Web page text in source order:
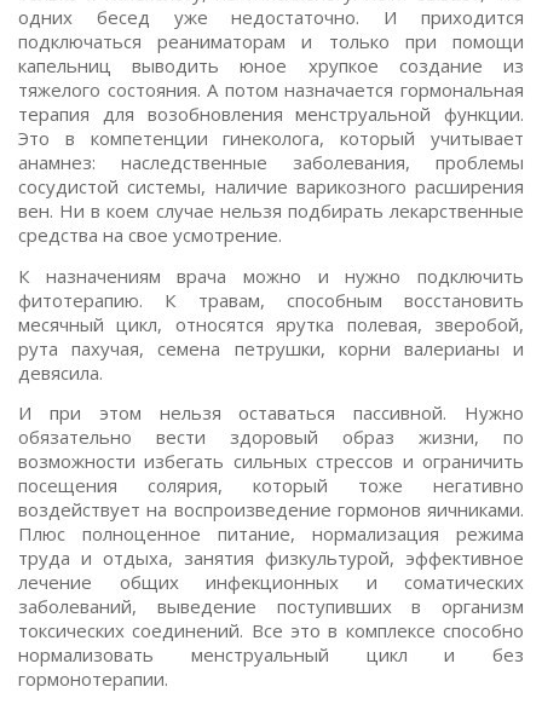
одних бесед уже недостаточно. И приходится
подключаться реаниматорам и только при помощи
капельниц выводить юное хрупкое создание из
тяжелого состояния. А потом назначается гормональная
терапия для возобновления менструальной функции.
Это в компетенции гинеколога, который учитывает
анамнез: наследственные заболевания, проблемы
сосудистой системы, наличие варикозного расширения
вен. Ни в коем случае нельзя подбирать лекарственные
средства на свое усмотрение.
К назначениям врача можно и нужно подключить
фитотерапию. К травам, способным восстановить
месячный цикл, относятся ярутка полевая, зверобой,
рута пахучая, семена петрушки, корни валерианы и
девясила.
И при этом нельзя оставаться пассивной. Нужно
обязательно вести здоровый образ жизни, по
возможности избегать сильных стрессов и ограничить
посещения солярия, который тоже негативно
воздействует на воспроизведение гормонов яичниками.
Плюс полноценное питание, нормализация режима
труда и отдыха, занятия физкультурой, эффективное
лечение общих инфекционных и соматических
заболеваний, выведение поступивших в организм
токсических соединений. Все это в комплексе способно
нормализовать менструальный цикл и без
гормонотерапии.